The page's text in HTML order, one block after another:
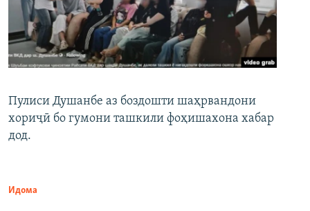
Пулиси Душанбе аз боздошти шаҳрвандони
хориҷӣ бо гумони ташкили фоҳишахона хабар
дод.
Идома